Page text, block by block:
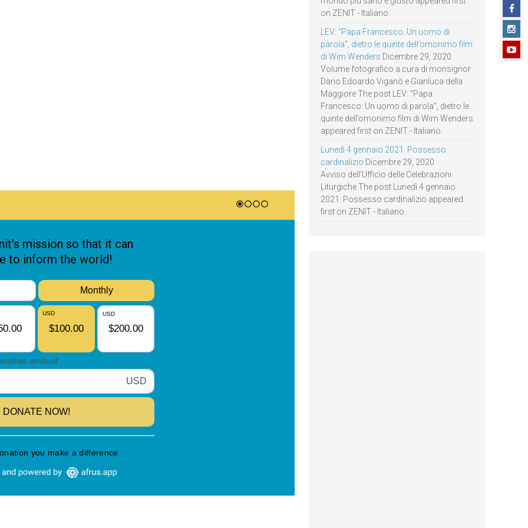
on ZENIT - Italiano.
LEV: “Papa Francesco. Un uomo di
parola”, dietro le quinte dell’omonimo film
di Wim Wenders Dicembre 29, 2020
Volume fotografico a cura di monsignor
Dario Edoardo Viganò e Gianluca della
Maggiore The post LEV: “Papa
Francesco. Un uomo di parola”, dietro le
quinte dell’omonimo film di Wim Wenders
appeared first on ZENIT - Italiano.
Lunedì 4 gennaio 2021: Possesso
cardinalizio Dicembre 29, 2020
Avviso dell’Ufficio delle Celebrazioni
Liturgiche The post Lunedì 4 gennaio
2021: Possesso cardinalizio appeared
first on ZENIT - Italiano.